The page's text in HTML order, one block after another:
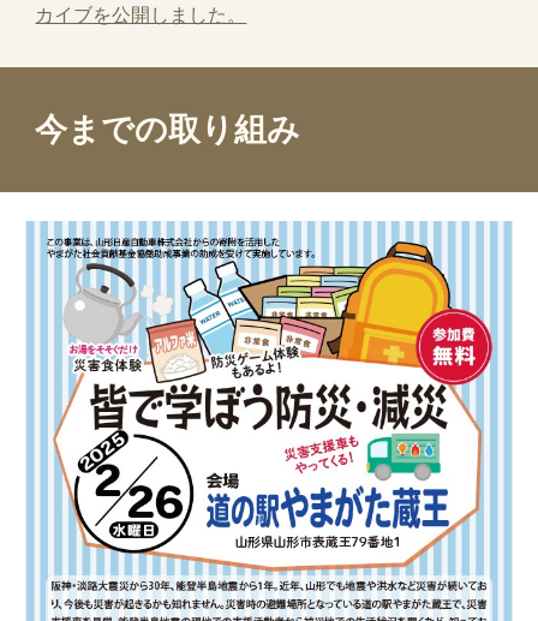
カイブを公開しました。
今までの取り組み